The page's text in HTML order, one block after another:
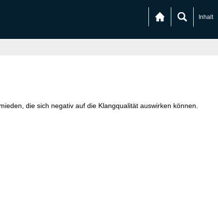
Inhalt
die sich negativ auf die Klangqualität auswirken können.